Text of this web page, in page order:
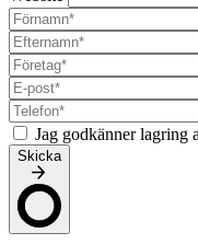
Jag godkänner lagring
Skicka